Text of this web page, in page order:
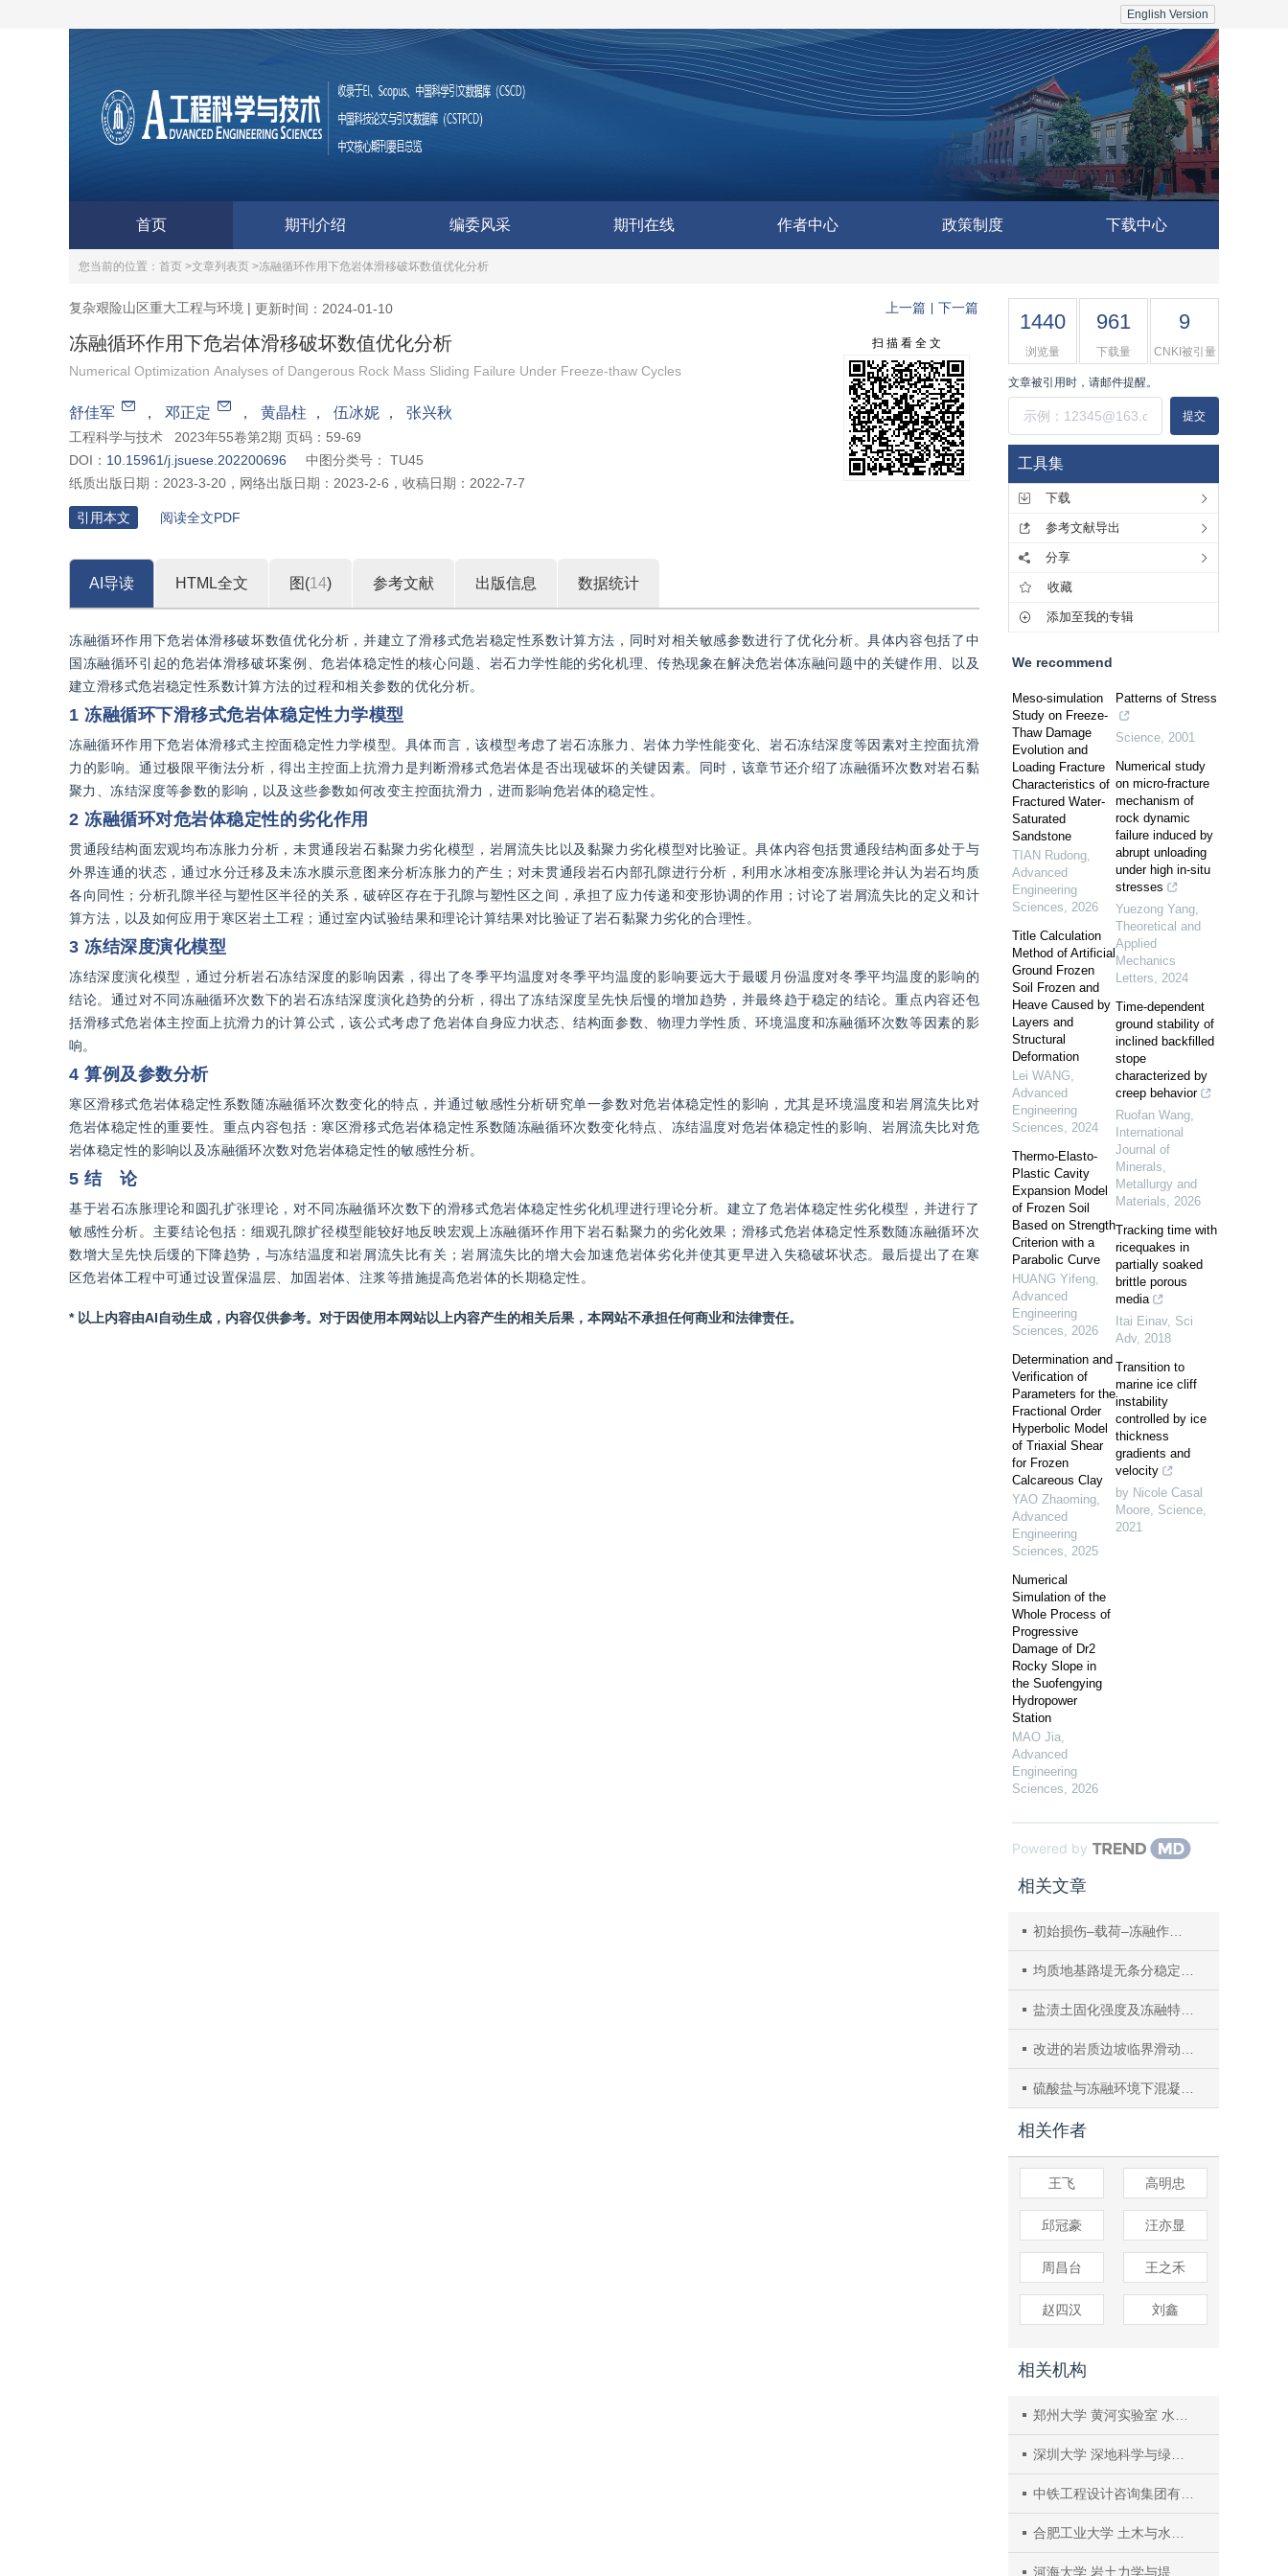
English Version
首页 期刊介绍 编委风采 期刊在线 作者中心 政策制度 下载中心
您当前的位置： 首页 >文章列表页 >冻融循环作用下危岩体滑移破坏数值优化分析
复杂艰险山区重大工程与环境 | 更新时间：2024-01-10 上一篇 下一篇
冻融循环作用下危岩体滑移破坏数值优化分析
Numerical Optimization Analyses of Dangerous Rock Mass Sliding Failure Under Freeze-thaw Cycles
舒佳军 ， 邓正定 ， 黄晶柱 ， 伍冰妮 ， 张兴秋
工程科学与技术
2023年55卷第2期 页码：59-69
DOI： 10.15961/j.jsuese.202200696 中图分类号：
TU45
纸质出版日期： 2023-3-20 ， 网络出版日期： 2023-2-6 ， 收稿日期： 2022-7-7
扫 描 看 全 文
引用本文 阅读全文PDF
AI导读 HTML全文 图(14) 参考文献 出版信息 数据统计
冻融循环作用下危岩体滑移破坏数值优化分析，并建立了滑移式危岩稳定性系数计算方法，同时对相关敏感参数进行了优化分析。具体内容包括了中
国冻融循环引起的危岩体滑移破坏案例、危岩体稳定性的核心问题、岩石力学性能的劣化机理、传热现象在解决危岩体冻融问题中的关键作用、以及
建立滑移式危岩稳定性系数计算方法的过程和相关参数的优化分析。
1 冻融循环下滑移式危岩体稳定性力学模型
冻融循环作用下危岩体滑移式主控面稳定性力学模型。具体而言，该模型考虑了岩石冻胀力、岩体力学性能变化、岩石冻结深度等因素对主控面抗滑
力的影响。通过极限平衡法分析，得出主控面上抗滑力是判断滑移式危岩体是否出现破坏的关键因素。同时，该章节还介绍了冻融循环次数对岩石黏
聚力、冻结深度等参数的影响，以及这些参数如何改变主控面抗滑力，进而影响危岩体的稳定性。
2 冻融循环对危岩体稳定性的劣化作用
贯通段结构面宏观均布冻胀力分析，未贯通段岩石黏聚力劣化模型，岩屑流失比以及黏聚力劣化模型对比验证。具体内容包括贯通段结构面多处于与
外界连通的状态，通过水分迁移及未冻水膜示意图来分析冻胀力的产生；对未贯通段岩石内部孔隙进行分析，利用水冰相变冻胀理论并认为岩石均质
各向同性；分析孔隙半径与塑性区半径的关系，破碎区存在于孔隙与塑性区之间，承担了应力传递和变形协调的作用；讨论了岩屑流失比的定义和计
算方法，以及如何应用于寒区岩土工程；通过室内试验结果和理论计算结果对比验证了岩石黏聚力劣化的合理性。
3 冻结深度演化模型
冻结深度演化模型，通过分析岩石冻结深度的影响因素，得出了冬季平均温度对冬季平均温度的影响要远大于最暖月份温度对冬季平均温度的影响的
结论。通过对不同冻融循环次数下的岩石冻结深度演化趋势的分析，得出了冻结深度呈先快后慢的增加趋势，并最终趋于稳定的结论。重点内容还包
括滑移式危岩体主控面上抗滑力的计算公式，该公式考虑了危岩体自身应力状态、结构面参数、物理力学性质、环境温度和冻融循环次数等因素的影
响。
4 算例及参数分析
寒区滑移式危岩体稳定性系数随冻融循环次数变化的特点，并通过敏感性分析研究单一参数对危岩体稳定性的影响，尤其是环境温度和岩屑流失比对
危岩体稳定性的重要性。重点内容包括：寒区滑移式危岩体稳定性系数随冻融循环次数变化特点、冻结温度对危岩体稳定性的影响、岩屑流失比对危
岩体稳定性的影响以及冻融循环次数对危岩体稳定性的敏感性分析。
5 结 论
基于岩石冻胀理论和圆孔扩张理论，对不同冻融循环次数下的滑移式危岩体稳定性劣化机理进行理论分析。建立了危岩体稳定性劣化模型，并进行了
敏感性分析。主要结论包括：细观孔隙扩径模型能较好地反映宏观上冻融循环作用下岩石黏聚力的劣化效果；滑移式危岩体稳定性系数随冻融循环次
数增大呈先快后缓的下降趋势，与冻结温度和岩屑流失比有关；岩屑流失比的增大会加速危岩体劣化并使其更早进入失稳破坏状态。最后提出了在寒
区危岩体工程中可通过设置保温层、加固岩体、注浆等措施提高危岩体的长期稳定性。
* 以上内容由AI自动生成，内容仅供参考。对于因使用本网站以上内容产生的相关后果，本网站不承担任何商业和法律责任。
1440
浏览量
961
下载量
9
CNKI被引量
文章被引用时，请邮件提醒。
提交
工具集
下载
参考文献导出
分享
收藏
添加至我的专辑
We recommend
Meso-simulation
Study on Freeze-
Thaw Damage
Evolution and
Loading Fracture
Characteristics of
Fractured Water-
Saturated
Sandstone
TIAN Rudong,
Advanced
Engineering
Sciences, 2026
Title Calculation
Method of Artificial
Ground Frozen
Soil Frozen and
Heave Caused by
Layers and
Structural
Deformation
Lei WANG,
Advanced
Engineering
Sciences, 2024
Thermo-Elasto-
Plastic Cavity
Expansion Model
of Frozen Soil
Based on Strength
Criterion with a
Parabolic Curve
HUANG Yifeng,
Advanced
Engineering
Sciences, 2026
Determination and
Verification of
Parameters for the
Fractional Order
Hyperbolic Model
of Triaxial Shear
for Frozen
Calcareous Clay
YAO Zhaoming,
Advanced
Engineering
Sciences, 2025
Numerical
Simulation of the
Whole Process of
Progressive
Damage of Dr2
Rocky Slope in
the Suofengying
Hydropower
Station
MAO Jia,
Advanced
Engineering
Sciences, 2026
Patterns of Stress
Science, 2001
Numerical study
on micro-fracture
mechanism of
rock dynamic
failure induced by
abrupt unloading
under high in-situ
stresses
Yuezong Yang,
Theoretical and
Applied
Mechanics
Letters, 2024
Time-dependent
ground stability of
inclined backfilled
stope
characterized by
creep behavior
Ruofan Wang,
International
Journal of
Minerals,
Metallurgy and
Materials, 2026
Tracking time with
ricequakes in
partially soaked
brittle porous
media
Itai Einav, Sci
Adv, 2018
Transition to
marine ice cliff
instability
controlled by ice
thickness
gradients and
velocity
by Nicole Casal
Moore, Science,
2021
Powered by
相关文章
初始损伤–载荷–冻融作用下红砂岩的孔隙结构及力学特性
均质地基路堤无条分稳定安全系数计算和临界滑动面确定
盐渍土固化强度及冻融特性试验研究
改进的岩质边坡临界滑动场计算方法
硫酸盐与冻融环境下混凝土本构关系研究
相关作者
王飞 高明忠
邱冠豪 汪亦显
周昌台 王之禾
赵四汉 刘鑫
相关机构
郑州大学 黄河实验室 水利科学与工程学院
深圳大学 深地科学与绿色能源研究院 土木与交通工程学院
中铁工程设计咨询集团有限公司 郑州设计院
合肥工业大学 土木与水利工程学院
河海大学 岩土力学与堤坝工程教育部重点实验室